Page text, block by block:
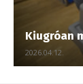
Kiugróan
2026.04.12.